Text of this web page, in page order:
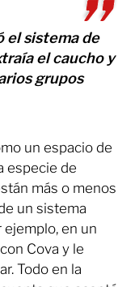
el sistema de
el caucho y
grupos
un espacio de
especie de
más o menos
un sistema
en un
Cova y le
Todo en la